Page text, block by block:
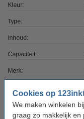
Cookies op
We maken winkelen
graag zo makkelijk en
Kleur:
Type:
Inhoud:
Capaciteit:
Merk:
Ons artikelnr: